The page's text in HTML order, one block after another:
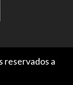
reservados a